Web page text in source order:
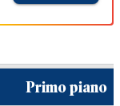
Primo piano